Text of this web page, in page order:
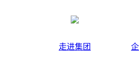
走进集团